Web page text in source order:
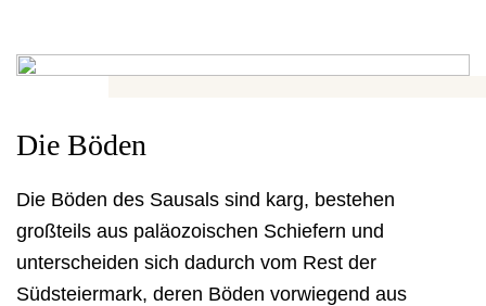
Die Böden
Die Böden des Sausals sind karg, bestehen
großteils aus paläozoischen Schiefern und
unterscheiden sich dadurch vom Rest der
Südsteiermark, deren Böden vorwiegend aus